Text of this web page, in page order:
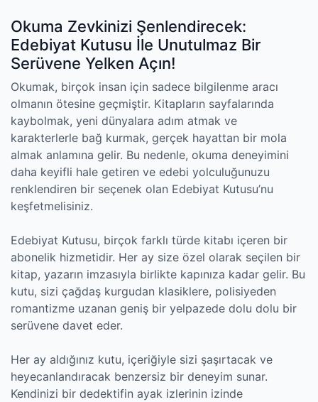
Okuma Zevkinizi Şenlendirecek:
Edebiyat Kutusu İle Unutulmaz Bir
Serüvene Yelken Açın!
Okumak, birçok insan için sadece bilgilenme aracı
olmanın ötesine geçmiştir. Kitapların sayfalarında
kaybolmak, yeni dünyalara adım atmak ve
karakterlerle bağ kurmak, gerçek hayattan bir mola
almak anlamına gelir. Bu nedenle, okuma deneyimini
daha keyifli hale getiren ve edebi yolculuğunuzu
renklendiren bir seçenek olan Edebiyat Kutusu’nu
keşfetmelisiniz.
Edebiyat Kutusu, birçok farklı türde kitabı içeren bir
abonelik hizmetidir. Her ay size özel olarak seçilen bir
kitap, yazarın imzasıyla birlikte kapınıza kadar gelir. Bu
kutu, sizi çağdaş kurgudan klasiklere, polisiyeden
romantizme uzanan geniş bir yelpazede dolu dolu bir
serüvene davet eder.
Her ay aldığınız kutu, içeriğiyle sizi şaşırtacak ve
heyecanlandıracak benzersiz bir deneyim sunar.
Kendinizi bir dedektifin ayak izlerinin izinde